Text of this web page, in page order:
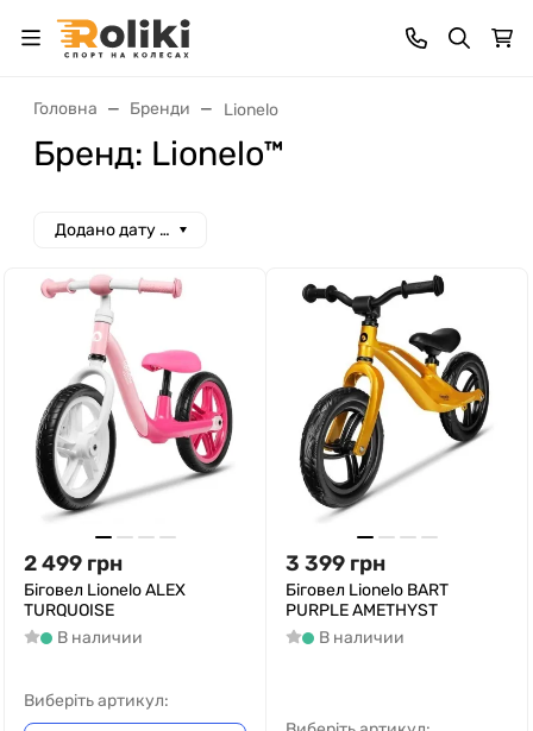
Головна Бренди Lionelo
Бренд: Lionelo™
Додано дату спад
2 499 грн
Біговел Lionelo ALEX
TURQUOISE
В наличии
Виберіть артикул:
3 399 грн
Біговел Lionelo BART
PURPLE AMETHYST
В наличии